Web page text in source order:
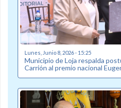
Lunes, Junio 8, 2026 - 15:25
Municipio de Loja respalda
Carrión al premio nacional